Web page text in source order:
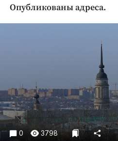
Благоустройство
Недвижимость и ЖКХ
Общество
Погода
Праздники
Происшествия
Опубликованы адреса.
0 3798